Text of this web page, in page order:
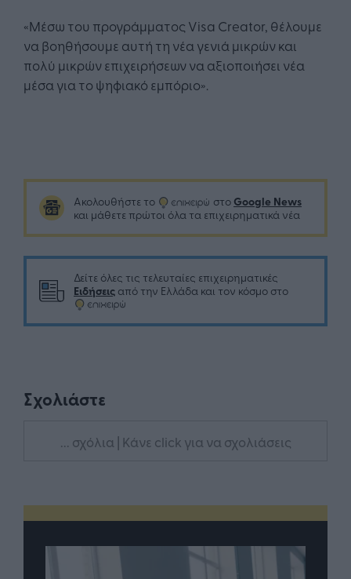
«Μέσω του προγράμματος Visa Creator, θέλουμε
να βοηθήσουμε αυτή τη νέα γενιά μικρών και
πολύ μικρών επιχειρήσεων να αξιοποιήσει νέα
μέσα για το ψηφιακό εμπόριο».
Ακολουθήστε το στο Google News
και μάθετε πρώτοι όλα τα επιχειρηματικά νέα
Δείτε όλες τις τελευταίες επιχειρηματικές
Ειδήσεις από την Ελλάδα και τον κόσμο στο
Σχολιάστε
... σχόλια | Κάνε click για να σχολιάσεις